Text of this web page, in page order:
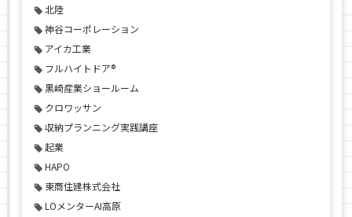
北陸
神谷コーポレーション
アイカ工業
フルハイトドア®
黒崎産業ショールーム
クロワッサン
収納プランニング実践講座
起業
HAPO
東商住建株式会社
LOメンターAI高原